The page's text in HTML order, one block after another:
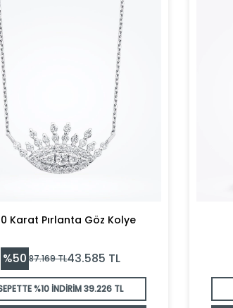
Karat Pırlanta Göz Kolye
%50 87.169TL43.585 TL
%10 İNDİRİM39.226 TL